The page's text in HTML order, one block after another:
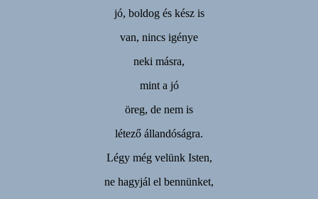
jó, boldog és kész is
van, nincs igénye
neki másra,
mint a jó
öreg, de nem is
létező állandóságra.
Légy még velünk Isten,
ne hagyjál el bennünket,